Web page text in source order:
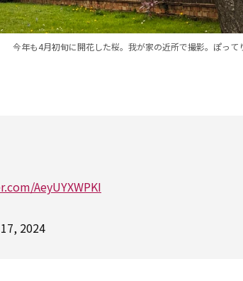
今年も4月初旬に開花した桜。我が家の近所で撮影。ぽって
AeyUYXWPKI
2024